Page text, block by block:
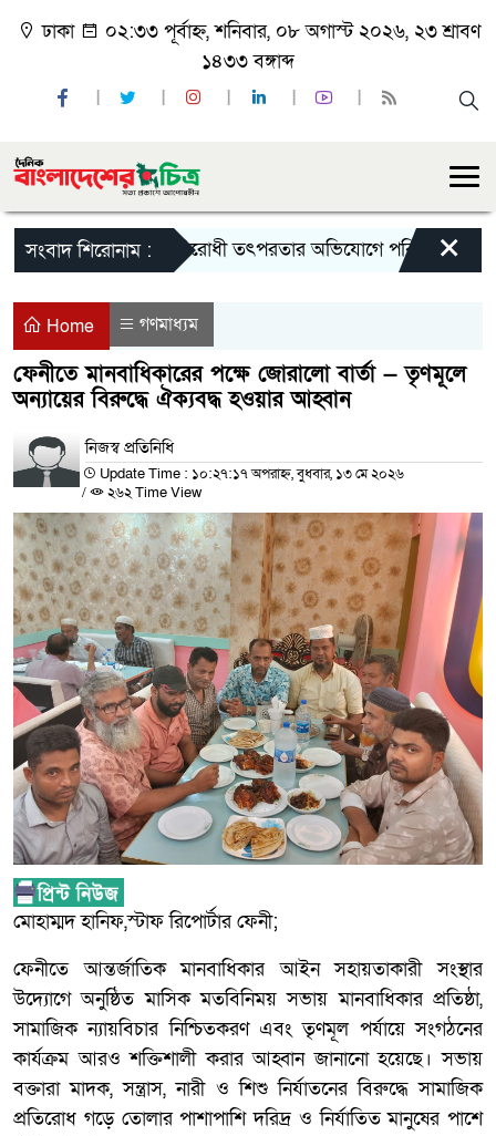
ঢাকা
০২:৩৩ পূর্বাহ্ন, শনিবার, ০৮ অগাস্ট ২০২৬, ২৩ শ্রাবণ
১৪৩৩ বঙ্গাব্দ
সংবাদ শিরোনাম :রাষ্ট্রবিরোধী তৎপরতার অভিযোগে পবিপ্রবির×
Home গণমাধ্যম
ফেনীতে মানবাধিকারের পক্ষে জোরালো বার্তা — তৃণমূলে
অন্যায়ের বিরুদ্ধে ঐক্যবদ্ধ হওয়ার আহ্বান
নিজস্ব প্রতিনিধি
Update Time : ১০:২৭:১৭ অপরাহ্ন, বুধবার, ১৩ মে ২০২৬
/
২৬২ Time View
মোহাম্মদ হানিফ,স্টাফ রিপোর্টার ফেনী;
ফেনীতে আন্তর্জাতিক মানবাধিকার আইন সহায়তাকারী সংস্থার
উদ্যোগে অনুষ্ঠিত মাসিক মতবিনিময় সভায় মানবাধিকার প্রতিষ্ঠা,
সামাজিক ন্যায়বিচার নিশ্চিতকরণ এবং তৃণমূল পর্যায়ে সংগঠনের
কার্যক্রম আরও শক্তিশালী করার আহ্বান জানানো হয়েছে। সভায়
বক্তারা মাদক, সন্ত্রাস, নারী ও শিশু নির্যাতনের বিরুদ্ধে সামাজিক
প্রতিরোধ গড়ে তোলার পাশাপাশি দরিদ্র ও নির্যাতিত মানুষের পাশে